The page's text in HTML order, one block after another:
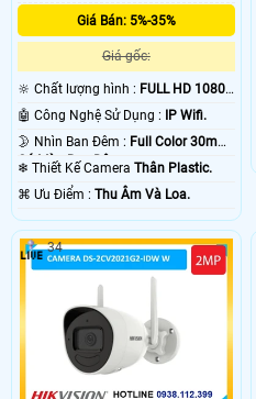
Giá Bán: 5%-35%
Giá gốc:
🔆 Chất lượng hình : FULL HD 1080P
.
🤖️ Công Nghệ Sử Dụng :
IP Wifi.
🌛 Nhìn Ban Đêm : Full Color 30m
Có Màu Ban Ðêm.
❄ Thiết Kế Camera Thân Plastic.
️⌘ Ưu Điểm : Thu Âm Và Loa.
34